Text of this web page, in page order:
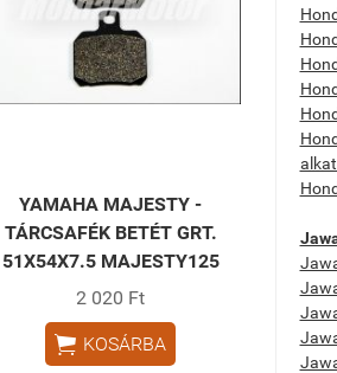
YAMAHA MAJESTY -
TÁRCSAFÉK BETÉT GRT.
51X54X7.5 MAJESTY125
2 020 Ft
 KOSÁRBA